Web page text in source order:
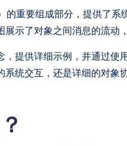
的重要组成部分，提供了系
示了对象之间消息的流动
，提供详细示例，并通过使
系统交互，还是详细的对象